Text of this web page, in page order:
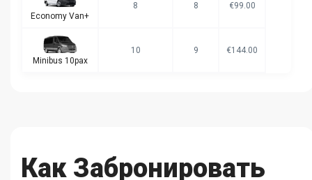
Economy Van+
8 8 €99.00
Minibus 10pax
10 9 €144.00
Как Забронировать